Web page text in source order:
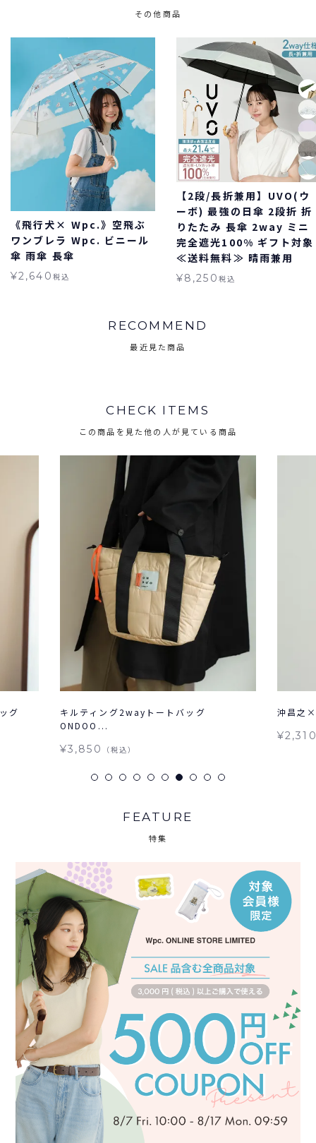
その他商品
《飛行犬× Wpc.》空飛ぶ
ワンブレラ Wpc. ビニール
傘 雨傘 長傘
¥2,640 税込
【2段/長折兼用】UVO(ウ
ーボ) 最強の日傘 2段折 折
りたたみ 長傘 2way ミニ
完全遮光100% ギフト対象
≪送料無料≫ 晴雨兼用
¥8,250 税込
RECOMMEND
最近見た商品
CHECK ITEMS
この商品を見た他の人が見ている商品
グ
キルティング2wayトートバッグ
ONDOO...
¥3,850 （税込）
沖昌之
FEATURE
特集